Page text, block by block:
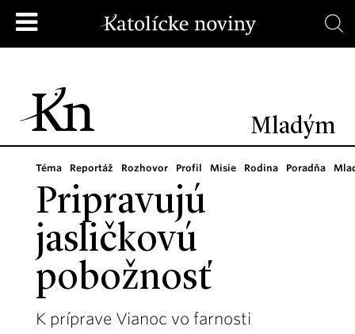
Mladým
Téma Reportáž Rozhovor Profil Misie Rodina Poradňa
Pripravujú
jasličkovú
pobožnosť
K príprave Vianoc vo farnosti